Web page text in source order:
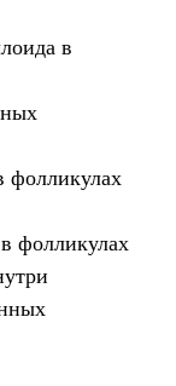
в
фолликулах
фолликулах